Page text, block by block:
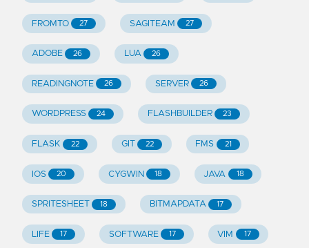
FROMTO 27 SAGITEAM 27
ADOBE 26 LUA 26
READINGNOTE 26 SERVER 26
WORDPRESS 24 FLASHBUILDER 23
FLASK 22 GIT 22 FMS 21
IOS 20 CYGWIN 18 JAVA 18
SPRITESHEET 18 BITMAPDATA 17
LIFE 17 SOFTWARE 17 VIM 17